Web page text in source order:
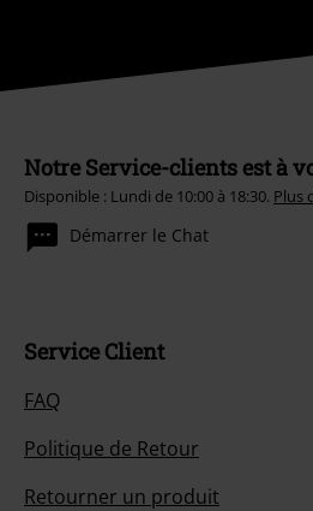
Notre Service-clients est à
Disponible : Lundi de 10:00 à 18:30. Plus
Démarrer le Chat
Service Client
FAQ
Politique de Retour
Retourner un produit